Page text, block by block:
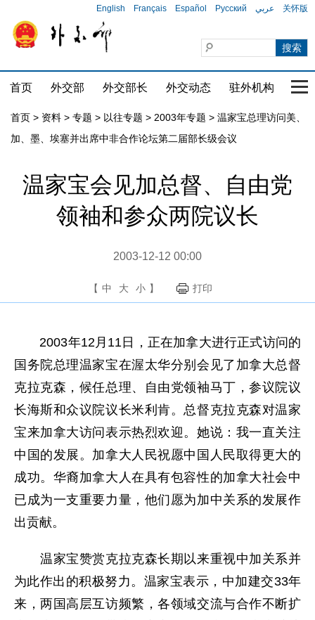
English Français Español Русский عربي 关怀版
首页 外交部 外交部长 外交动态 驻外机构 国
首页 > 资料 > 专题 > 以往专题 > 2003年专题 > 温家宝总理访问美、
加、墨、埃塞并出席中非合作论坛第二届部长级会议
温家宝会见加总督、自由党
领袖和参众两院议长
2003-12-12 00:00
【 中 大 小 】 打印
2003年12月11日，正在加拿大进行正式访问的
国务院总理温家宝在渥太华分别会见了加拿大总督
克拉克森，候任总理、自由党领袖马丁，参议院议
长海斯和众议院议长米利肯。总督克拉克森对温家
宝来加拿大访问表示热烈欢迎。她说：我一直关注
中国的发展。加拿大人民祝愿中国人民取得更大的
成功。华裔加拿大人在具有包容性的加拿大社会中
已成为一支重要力量，他们愿为加中关系的发展作
出贡献。
温家宝赞赏克拉克森长期以来重视中加关系并
为此作出的积极努力。温家宝表示，中加建交33年
来，两国高层互访频繁，各领域交流与合作不断扩